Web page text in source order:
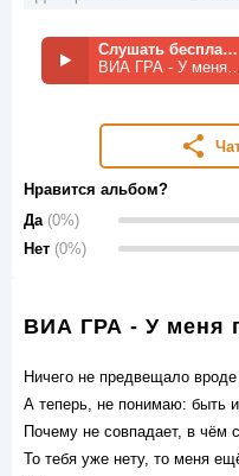
Слушать бесплатно
ВИА ГРА - У меня
Нравится альбом?
Да (0%)
Нет (0%)
ВИА ГРА - У меня
Ничего не предвещало
А теперь, не понимаю: быть
Почему не совпадает, в чём
То тебя уже нету, то меня